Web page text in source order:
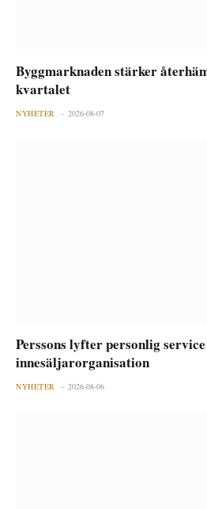
Byggmarknaden stärker
kvartalet
NYHETER 2026-08-07
Perssons lyfter personlig
innesäljarorganisation
NYHETER 2026-08-06